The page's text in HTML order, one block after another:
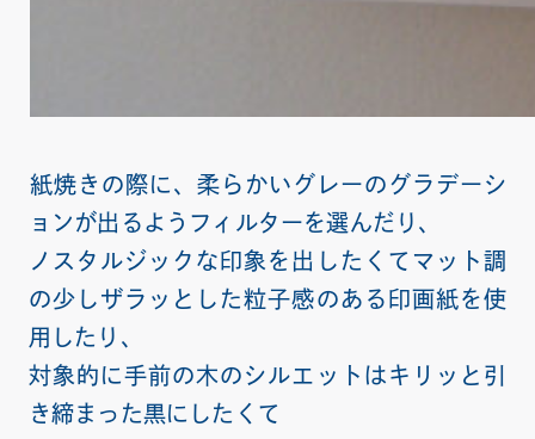
紙焼きの際に、柔らかいグレーのグラデーシ
ョンが出るようフィルターを選んだり、
ノスタルジックな印象を出したくてマット調
の少しザラッとした粒子感のある印画紙を使
用したり、
対象的に手前の木のシルエットはキリッと引
き締まった黒にしたくて